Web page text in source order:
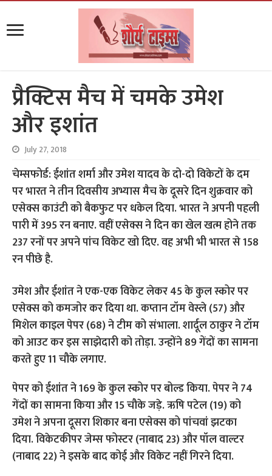
प्रैक्टिस मैच में चमके उमेश
और इशांत
July 27, 2018
चेम्सफोर्ड: ईशांत शर्मा और उमेश यादव के दो-दो विकेटों के दम
पर भारत ने तीन दिवसीय अभ्यास मैच के दूसरे दिन शुक्रवार को
एसेक्स काउंटी को बैकफुट पर धकेल दिया. भारत ने अपनी पहली
पारी में 395 रन बनाए. वहीं एसेक्स ने दिन का खेल खत्म होने तक
237 रनों पर अपने पांच विकेट खो दिए. वह अभी भी भारत से 158
रन पीछे है.
उमेश और ईशांत ने एक-एक विकेट लेकर 45 के कुल स्कोर पर
एसेक्स को कमजोर कर दिया था. कप्तान टॉम वेस्ले (57) और
मिशेल काइल पेपर (68) ने टीम को संभाला. शार्दूल ठाकुर ने टॉम
को आउट कर इस साझेदारी को तोड़ा. उन्होंने 89 गेंदों का सामना
करते हुए 11 चौके लगाए.
पेपर को ईशांत ने 169 के कुल स्कोर पर बोल्ड किया. पेपर ने 74
गेंदों का सामना किया और 15 चौके जड़े. ऋषि पटेल (19) को
उमेश ने अपना दूसरा शिकार बना एसेक्स को पांचवां झटका
दिया. विकेटकीपर जेम्स फोस्टर (नाबाद 23) और पॉल वाल्टर
(नाबाद 22) ने इसके बाद कोई और विकेट नहीं गिरने दिया.